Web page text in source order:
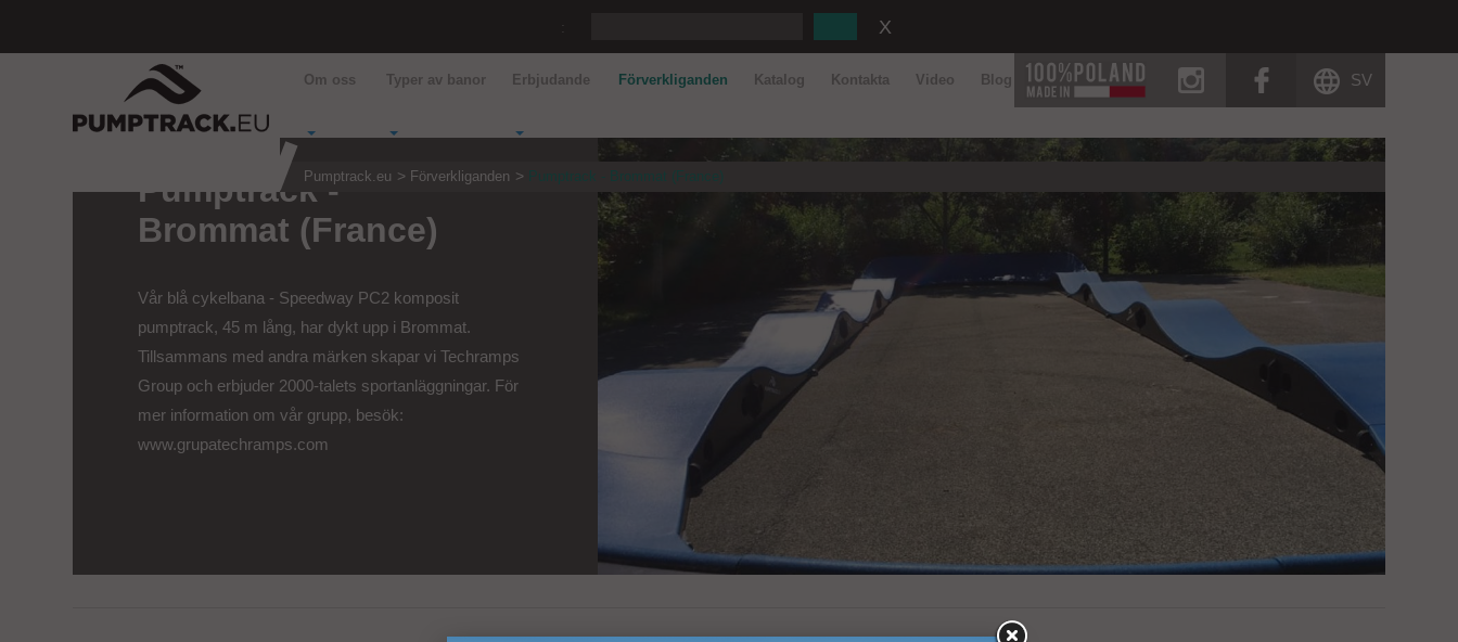
Om oss Typer av banor Erbjudande Förverkliganden Katalog Kontakta Video Blog
instagram
SV
Pumptrack.eu Förverkliganden Pumptrack - Brommat (France)
Pumptrack -
Brommat (France)
Vår blå cykelbana - Speedway PC2 komposit
pumptrack, 45 m lång, har dykt upp i Brommat.
Tillsammans med andra märken skapar vi Techramps
Group och erbjuder 2000-talets sportanläggningar. För
mer information om vår grupp, besök:
www.grupatechramps.com